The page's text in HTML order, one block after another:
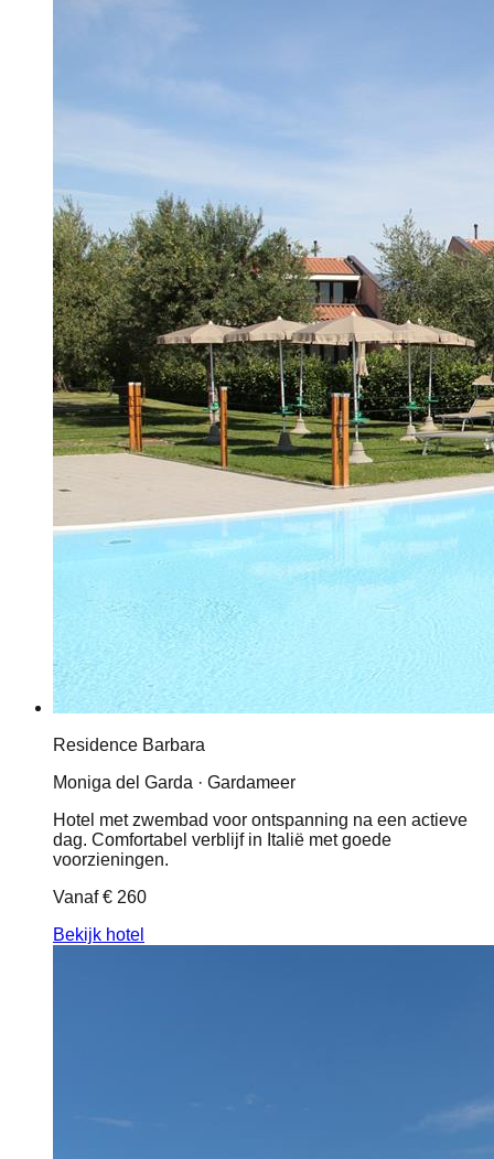
Residence Barbara
Moniga del Garda · Gardameer
Hotel met zwembad voor ontspanning na een actieve
dag. Comfortabel verblijf in Italië met goede
voorzieningen.
Vanaf€ 260
Bekijk hotel